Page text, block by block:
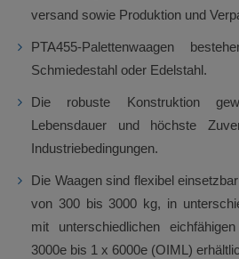
versand sowie Produktion und
PTA455-Palettenwaagen
Schmiedestahl oder Edelstahl.
Die robuste Konstruktion
Lebensdauer und höchste
Industriebedingungen.
Die Waagen sind flexibel
von 300 bis 3000 kg, in
mit unterschiedlichen
3000e bis 1 x 6000e (OIML)